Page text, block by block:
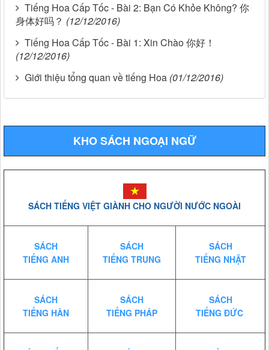
Tiếng Hoa Cấp Tốc - Bài 2: Bạn Có Khỏe Không? 你
身体好吗？ (12/12/2016)
Tiếng Hoa Cấp Tốc - Bài 1: Xin Chào 你好！
(12/12/2016)
Giới thiệu tổng quan về tiếng Hoa (01/12/2016)
KHO SÁCH NGOẠI NGỮ
SÁCH TIẾNG VIỆT GIÀNH CHO NGƯỜI NƯỚC NGOÀI
SÁCH
TIẾNG ANH
SÁCH
TIẾNG TRUNG
SÁCH
TIẾNG NHẬT
SÁCH
TIẾNG HÀN
SÁCH
TIẾNG PHÁP
SÁCH
TIẾNG ĐỨC